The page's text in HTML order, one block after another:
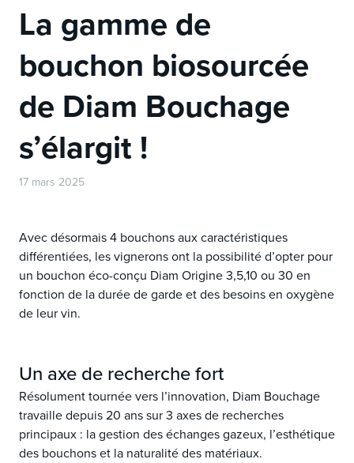
La gamme de
bouchon biosourcée
de Diam Bouchage
s’élargit !
17 mars 2025
Avec désormais 4 bouchons aux caractéristiques
différentiées, les vignerons ont la possibilité d’opter pour
un bouchon éco-conçu Diam Origine 3,5,10 ou 30 en
fonction de la durée de garde et des besoins en oxygène
de leur vin.
Un axe de recherche fort
Résolument tournée vers l’innovation, Diam Bouchage
travaille depuis 20 ans sur 3 axes de recherches
principaux : la gestion des échanges gazeux, l’esthétique
des bouchons et la naturalité des matériaux.